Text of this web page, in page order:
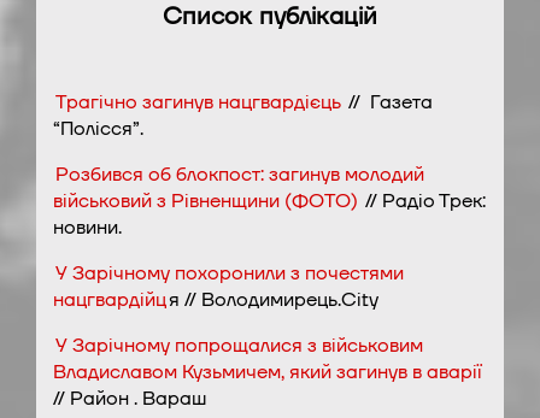
Список публікацій
Трагічно загинув нацгвардієць // Газета
“Полісся”.
Розбився об блокпост: загинув молодий
військовий з Рівненщини (ФОТО) // Радіо Трек:
новини.
У Зарічному похоронили з почестями
нацгвардійця // Володимирець.City
У Зарічному попрощалися з військовим
Владиславом Кузьмичем, який загинув в аварії
// Район . Вараш